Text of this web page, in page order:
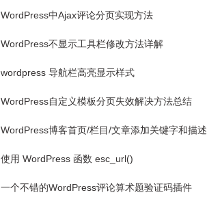
WordPress中Ajax评论分页实现方法
WordPress不显示工具栏修改方法详解
wordpress 导航栏高亮显示样式
WordPress自定义模板分页失效解决方法总结
WordPress博客首页/栏目/文章添加关键字和描述
使用 WordPress 函数 esc_url()
一个不错的WordPress评论算术题验证码插件